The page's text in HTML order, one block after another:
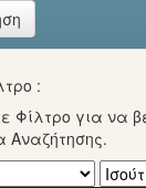
:
Φίλτρο για να